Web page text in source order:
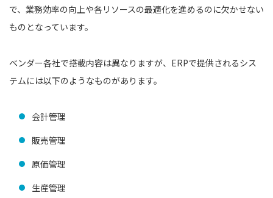
で、業務効率の向上や各リソースの最適化を進めるのに欠かせない
ものとなっています。
ベンダー各社で搭載内容は異なりますが、ERPで提供されるシス
テムには以下のようなものがあります。
会計管理
販売管理
原価管理
生産管理